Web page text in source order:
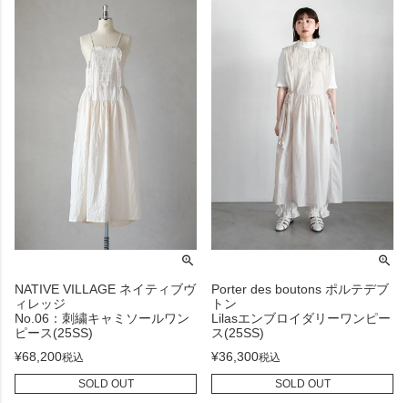
NATIVE VILLAGE ネイティブヴ
ィレッジ
No.06：刺繍キャミソールワン
ピース(25SS)
¥68,200税込
SOLD OUT
Porter des boutons ポルテデブ
トン
Lilasエンブロイダリーワンピー
ス(25SS)
¥36,300税込
SOLD OUT